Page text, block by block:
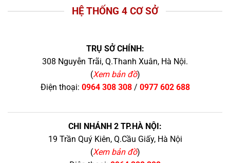
HỆ THỐNG 4 CƠ SỞ
TRỤ SỞ CHÍNH:
308 Nguyễn Trãi, Q.Thanh Xuân, Hà Nội.
(Xem bản đồ)
Điện thoại: 0964 308 308/ 0977 602 688
CHI NHÁNH 2 TP.HÀ NỘI:
19 Trần Quý Kiên, Q.Cầu Giấy, Hà Nội
(Xem bản đồ)